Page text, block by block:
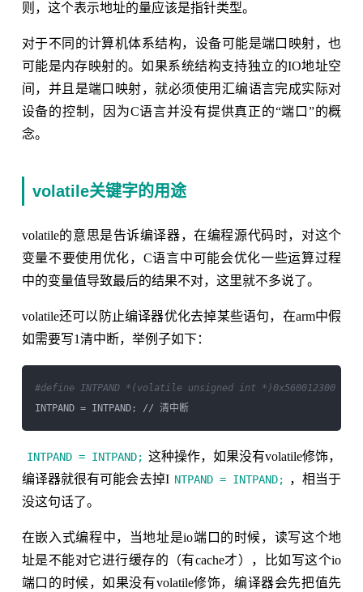
则，这个表示地址的量应该是指针类型。
对于不同的计算机体系结构，设备可能是端口映射，也
可能是内存映射的。如果系统结构支持独立的IO地址空
间，并且是端口映射，就必须使用汇编语言完成实际对
设备的控制，因为C语言并没有提供真正的“端口”的概
念。
volatile关键字的用途
volatile的意思是告诉编译器，在编程源代码时，对这个
变量不要使用优化，C语言中可能会优化一些运算过程
中的变量值导致最后的结果不对，这里就不多说了。
volatile还可以防止编译器优化去掉某些语句，在arm中假
如需要写1清中断，举例子如下：
#define INTPAND *(volatile unsigned int *)0x560012300
INTPAND = INTPAND; // 清中断
INTPAND = INTPAND; 这种操作，如果没有volatile修饰，
编译器就很有可能会去掉I NTPAND = INTPAND;
，相当于
没这句话了。
在嵌入式编程中，当地址是io端口的时候，读写这个地
址是不能对它进行缓存的（有cache才），比如写这个io
端口的时候，如果没有volatile修饰，编译器会先把值先